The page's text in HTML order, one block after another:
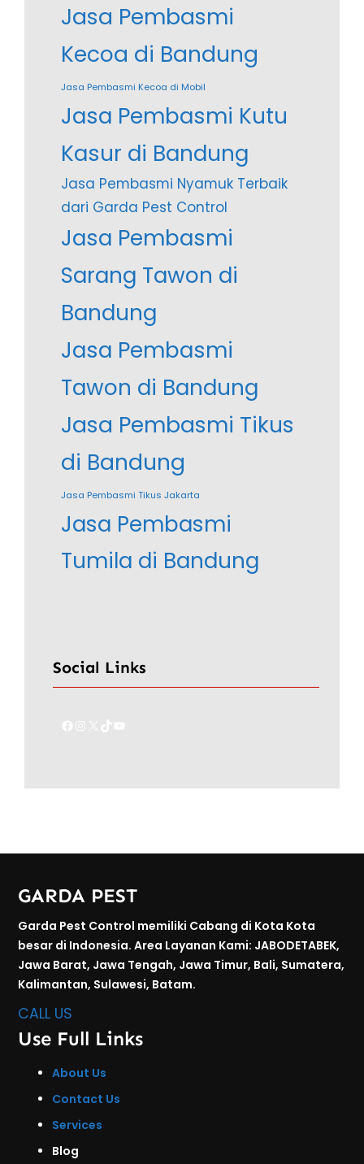
Jasa Pembasmi
Kecoa di Bandung
Jasa Pembasmi Kecoa di Mobil
Jasa Pembasmi Kutu
Kasur di Bandung
Jasa Pembasmi Nyamuk Terbaik
dari Garda Pest Control
Jasa Pembasmi
Sarang Tawon di
Bandung
Jasa Pembasmi
Tawon di Bandung
Jasa Pembasmi Tikus
di Bandung
Jasa Pembasmi Tikus Jakarta
Jasa Pembasmi
Tumila di Bandung
Social Links
Facebook Instagram TikTok YouTube
GARDA PEST
Garda Pest Control memiliki Cabang di Kota Kota
besar di Indonesia. Area Layanan Kami: JABODETABEK,
Jawa Barat, Jawa Tengah, Jawa Timur, Bali, Sumatera,
Kalimantan, Sulawesi, Batam.
CALL US
Use Full Links
About Us
Contact Us
Services
Blog